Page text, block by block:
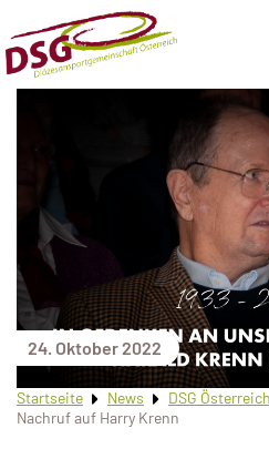
24. Oktober 2022
Startseite News DSG Österreich
Nachruf auf Harry Krenn